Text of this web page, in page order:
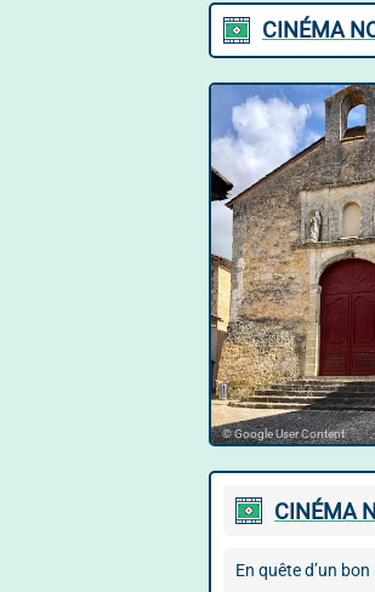
CINÉMA
© Google User Content
CINÉMA
En quête d’un